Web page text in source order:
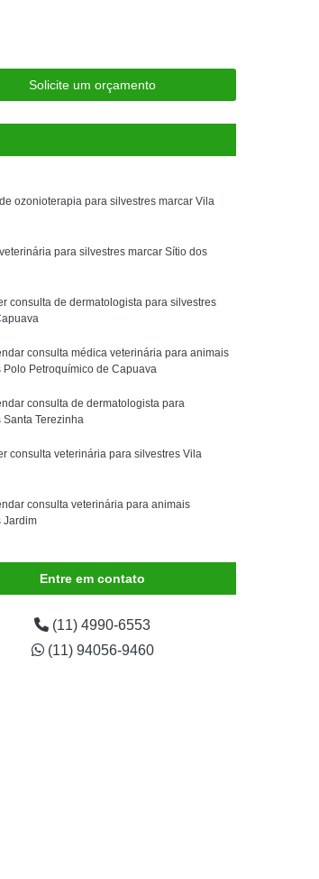
Silvestres
para Animais Silvestres
André
para Animal Silvestre
Animais Silvestres
Veterinário
Imagem para Animais
para Animais
para Animais
para Animais
Animais São Caetano
de Animais
para Gatos
São Caetano
Tártaro para Cães
Solicite um orçamento
ozonioterapia para silvestres marcar Vila
para silvestres marcar Sítio dos
consulta de dermatologista para silvestres
consulta médica veterinária para animais
Polo Petroquímico de Capuava
consulta de dermatologista para
Santa Terezinha
consulta veterinária para silvestres Vila
consulta veterinária para animais
Jardim
Entre em contato
(11) 4990-6553
(11) 94056-9460